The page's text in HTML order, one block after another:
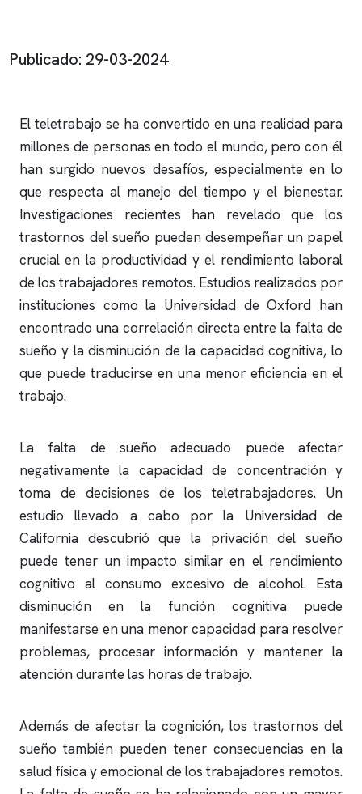
Publicado: 29-03-2024
El teletrabajo se ha convertido en una realidad para
millones de personas en todo el mundo, pero con él
han surgido nuevos desafíos, especialmente en lo
que respecta al manejo del tiempo y el bienestar.
Investigaciones recientes han revelado que los
trastornos del sueño pueden desempeñar un papel
crucial en la productividad y el rendimiento laboral
de los trabajadores remotos. Estudios realizados por
instituciones como la Universidad de Oxford han
encontrado una correlación directa entre la falta de
sueño y la disminución de la capacidad cognitiva, lo
que puede traducirse en una menor eficiencia en el
trabajo.
La falta de sueño adecuado puede afectar
negativamente la capacidad de concentración y
toma de decisiones de los teletrabajadores. Un
estudio llevado a cabo por la Universidad de
California descubrió que la privación del sueño
puede tener un impacto similar en el rendimiento
cognitivo al consumo excesivo de alcohol. Esta
disminución en la función cognitiva puede
manifestarse en una menor capacidad para resolver
problemas, procesar información y mantener la
atención durante las horas de trabajo.
Además de afectar la cognición, los trastornos del
sueño también pueden tener consecuencias en la
salud física y emocional de los trabajadores remotos.